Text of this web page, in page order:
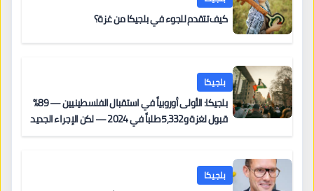
كيف تتقدم للجوء في بلجيكا من غزة؟
بلجيكا
بلجيكا: الأولى أوروبياً في استقبال الفلسطينيين — 89%
قبول لغزة و5,332 طلباً في 2024 — لكن الإجراء الجديد
بلجيكا